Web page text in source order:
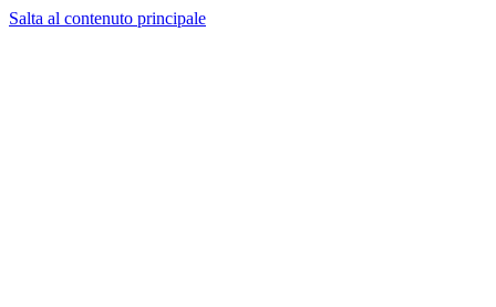
Salta al contenuto principale